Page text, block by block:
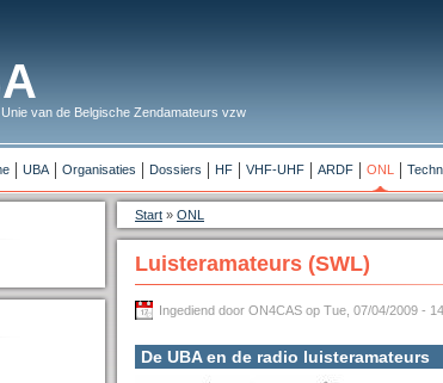
Unie van de Belgische Zendamateurs vzw
UBA Organisaties Dossiers HF VHF-UHF ARDF ONL
Start » ONL
Luisteramateurs (SWL)
Ingediend door ON4CAS op Tue, 07/04/2009 -
De UBA en de radio luisteramateurs